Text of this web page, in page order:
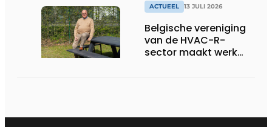
ACTUEEL 13 JULI 2026
Belgische vereniging
van de HVAC-R-
sector maakt werk